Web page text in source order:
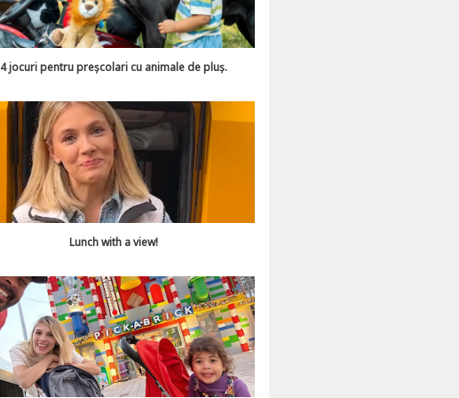
4 jocuri pentru preșcolari cu animale de pluș.
Lunch with a view!